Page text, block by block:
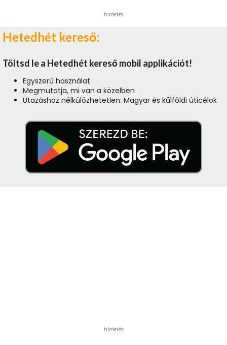
hirdetés
Hetedhét kereső:
Töltsd le a Hetedhét kereső mobil applikációt!
Egyszerű használat
Megmutatja, mi van a közelben
Utazáshoz nélkülözhetetlen: Magyar és külföldi úticélok
hirdetés